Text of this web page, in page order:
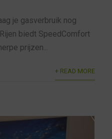
je gasverbruik nog
biedt SpeedComfort
prijzen...
+ READ MORE